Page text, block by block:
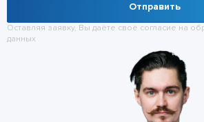
Отправить
Оставляя заявку, Вы даёте своё согласие на
данных